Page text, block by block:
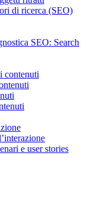
di ricerca (SEO)
SEO: Search
contenuti
e user stories